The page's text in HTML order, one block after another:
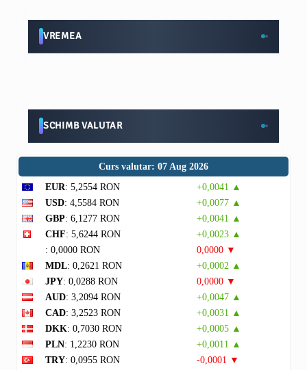
VREMEA
SCHIMB VALUTAR
Curs valutar: 07 Aug 2026
EUR: 5,2554 RON
+0,0041 ▲
USD: 4,5584 RON
+0,0077 ▲
GBP: 6,1277 RON
+0,0041 ▲
CHF: 5,6244 RON
+0,0023 ▲
: 0,0000 RON
0,0000 ▼
MDL: 0,2621 RON
+0,0002 ▲
JPY: 0,0288 RON
0,0000 ▼
AUD: 3,2094 RON
+0,0047 ▲
CAD: 3,2523 RON
+0,0031 ▲
DKK: 0,7030 RON
+0,0005 ▲
PLN: 1,2230 RON
+0,0011 ▲
TRY: 0,0955 RON
-0,0001 ▼